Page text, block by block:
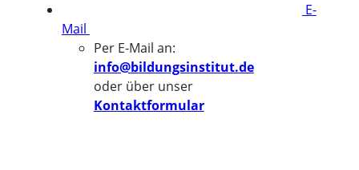
E-
Mail
Per E-Mail an:
info@bildungsinstitut.de
oder über unser
Kontaktformular